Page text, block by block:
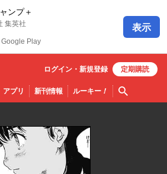
ンプ＋
集英社
Google Play
表示
アプリ 新刊情報 ルーキー！ 検索
ログイン・ 新規登録 定期購読